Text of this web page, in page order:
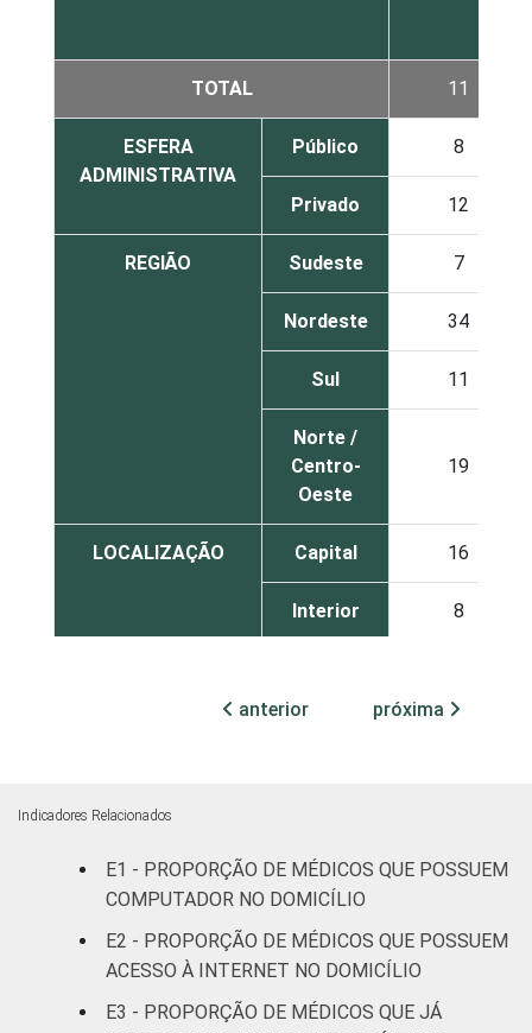
TOTAL 11
ESFERA
ADMINISTRATIVA
Público 8
Privado 12
REGIÃO Sudeste 7
Nordeste 34
Sul 11
Norte /
Centro-
Oeste
19
LOCALIZAÇÃO Capital 16
Interior 8
ESTABELECIMENTO
Internação
Com
Internação
50 leitos)
9
anterior próxima
Indicadores Relacionados
E1 - PROPORÇÃO DE MÉDICOS QUE POSSUEM
COMPUTADOR NO DOMICÍLIO
E2 - PROPORÇÃO DE MÉDICOS QUE POSSUEM
ACESSO À INTERNET NO DOMICÍLIO
E3 - PROPORÇÃO DE MÉDICOS QUE JÁ